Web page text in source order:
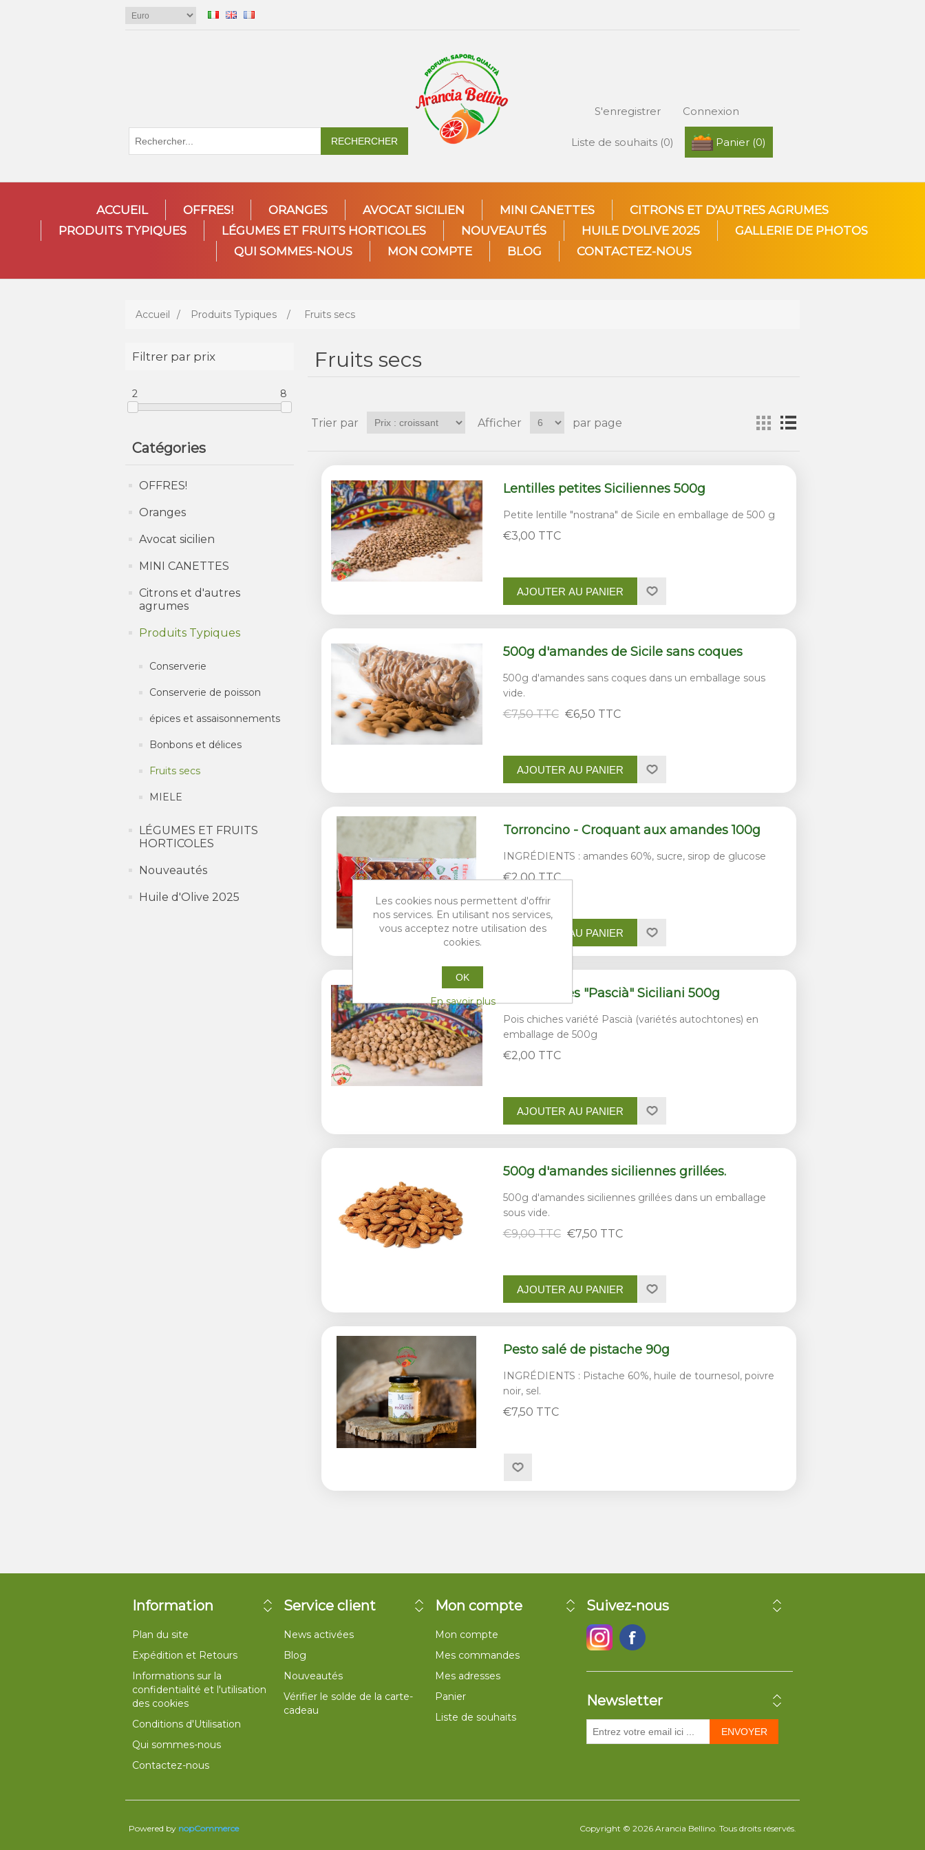
RECHERCHER
S'enregistrer Connexion
Liste de souhaits (0) Panier (0)
ACCUEIL OFFRES! ORANGES AVOCAT SICILIEN MINI CANETTES
CITRONS ET D'AUTRES AGRUMES
PRODUITS TYPIQUES
LÉGUMES ET FRUITS HORTICOLES NOUVEAUTÉS HUILE D'OLIVE 2025
GALLERIE DE PHOTOS
QUI SOMMES-NOUS
MON COMPTE BLOG CONTACTEZ-NOUS
Accueil / Produits Typiques / Fruits secs
Filtrer par prix
2 8
Catégories
OFFRES!
Oranges
Avocat sicilien
MINI CANETTES
Citrons et d'autres
agrumes
Produits Typiques
Conserverie
Conserverie de poisson
épices et assaisonnements
Bonbons et délices
Fruits secs
MIELE
LÉGUMES ET FRUITS
HORTICOLES
Nouveautés
Huile d'Olive 2025
Fruits secs
Trier par Afficher par page
Lentilles petites Siciliennes 500g
Petite lentille "nostrana" de Sicile en emballage de 500 g
€3,00 TTC
AJOUTER AU PANIER
500g d'amandes de Sicile sans coques
500g d'amandes sans coques dans un emballage sous
vide.
€7,50 TTC €6,50 TTC
AJOUTER AU PANIER
Torroncino - Croquant aux amandes 100g
INGRÉDIENTS : amandes 60%, sucre, sirop de glucose
€2,00 TTC
AJOUTER AU PANIER
Pois chiches "Pascià" Siciliani 500g
Pois chiches variété Pascià (variétés autochtones) en
emballage de 500g
€2,00 TTC
AJOUTER AU PANIER
500g d'amandes siciliennes grillées.
500g d'amandes siciliennes grillées dans un emballage
sous vide.
€9,00 TTC €7,50 TTC
AJOUTER AU PANIER
Pesto salé de pistache 90g
INGRÉDIENTS : Pistache 60%, huile de tournesol, poivre
noir, sel.
€7,50 TTC
Information
Plan du site
Expédition et Retours
Informations sur la
confidentialité et l'utilisation
des cookies
Conditions d'Utilisation
Qui sommes-nous
Contactez-nous
Service client
News activées
Blog
Nouveautés
Vérifier le solde de la carte-
cadeau
Mon compte
Mon compte
Mes commandes
Mes adresses
Panier
Liste de souhaits
Suivez-nous
Newsletter
ENVOYER
Copyright © 2026 Arancia Bellino. Tous droits réservés.
Powered by nopCommerce
Les cookies nous permettent d'offrir
nos services. En utilisant nos services,
vous acceptez notre utilisation des
cookies.
OK
En savoir plus